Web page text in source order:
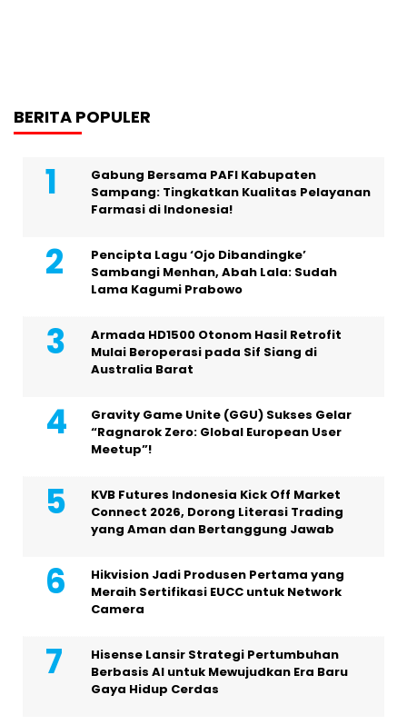
BERITA POPULER
Gabung Bersama PAFI Kabupaten
Sampang: Tingkatkan Kualitas Pelayanan
Farmasi di Indonesia!
Pencipta Lagu ‘Ojo Dibandingke’
Sambangi Menhan, Abah Lala: Sudah
Lama Kagumi Prabowo
Armada HD1500 Otonom Hasil Retrofit
Mulai Beroperasi pada Sif Siang di
Australia Barat
Gravity Game Unite (GGU) Sukses Gelar
“Ragnarok Zero: Global European User
Meetup”!
KVB Futures Indonesia Kick Off Market
Connect 2026, Dorong Literasi Trading
yang Aman dan Bertanggung Jawab
Hikvision Jadi Produsen Pertama yang
Meraih Sertifikasi EUCC untuk Network
Camera
Hisense Lansir Strategi Pertumbuhan
Berbasis AI untuk Mewujudkan Era Baru
Gaya Hidup Cerdas